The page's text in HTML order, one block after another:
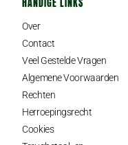
HANDIGE LINKS
Over
Contact
Veel Gestelde Vragen
Algemene Voorwaarden
Rechten
Herroepingsrecht
Cookies